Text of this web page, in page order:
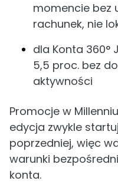
momencie bez
rachunek, nie
dla Konta 360°
5,5 proc. bez
aktywności
Promocje w
edycja zwykle
poprzedniej, więc
warunki
konta.